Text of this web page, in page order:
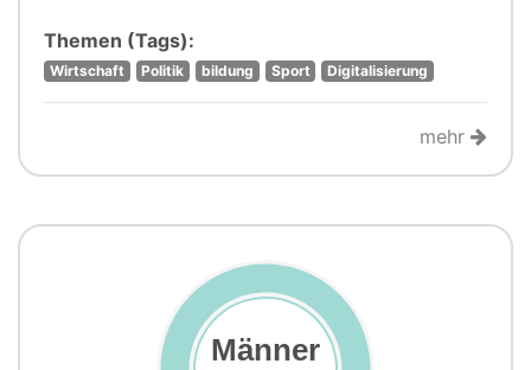
Themen (Tags):
Wirtschaft Politik bildung Sport Digitalisierung
mehr
Männer